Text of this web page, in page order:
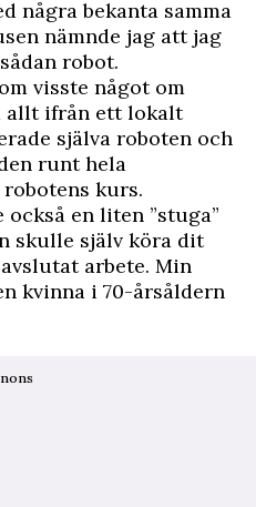
några bekanta samma
nämnde jag att jag
robot.
visste något om
allt ifrån ett lokalt
själva roboten och
runt hela
kurs.
en liten ”stuga”
skulle själv köra dit
arbete. Min
kvinna i 70-årsåldern